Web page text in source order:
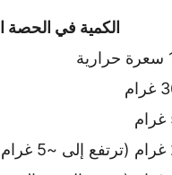
الكمية في الحصة